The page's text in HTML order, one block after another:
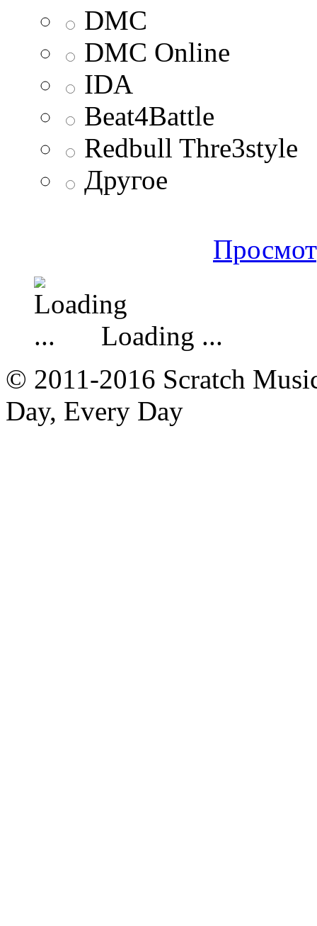
DMC
DMC Online
IDA
Beat4Battle
Redbull Thre3style
Другое
Loading ...
© 2011-2016 Scratch
Day, Every Day